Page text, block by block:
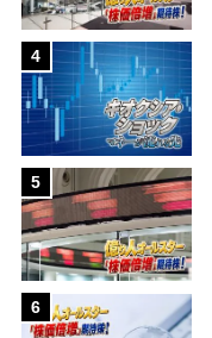
4
5
6